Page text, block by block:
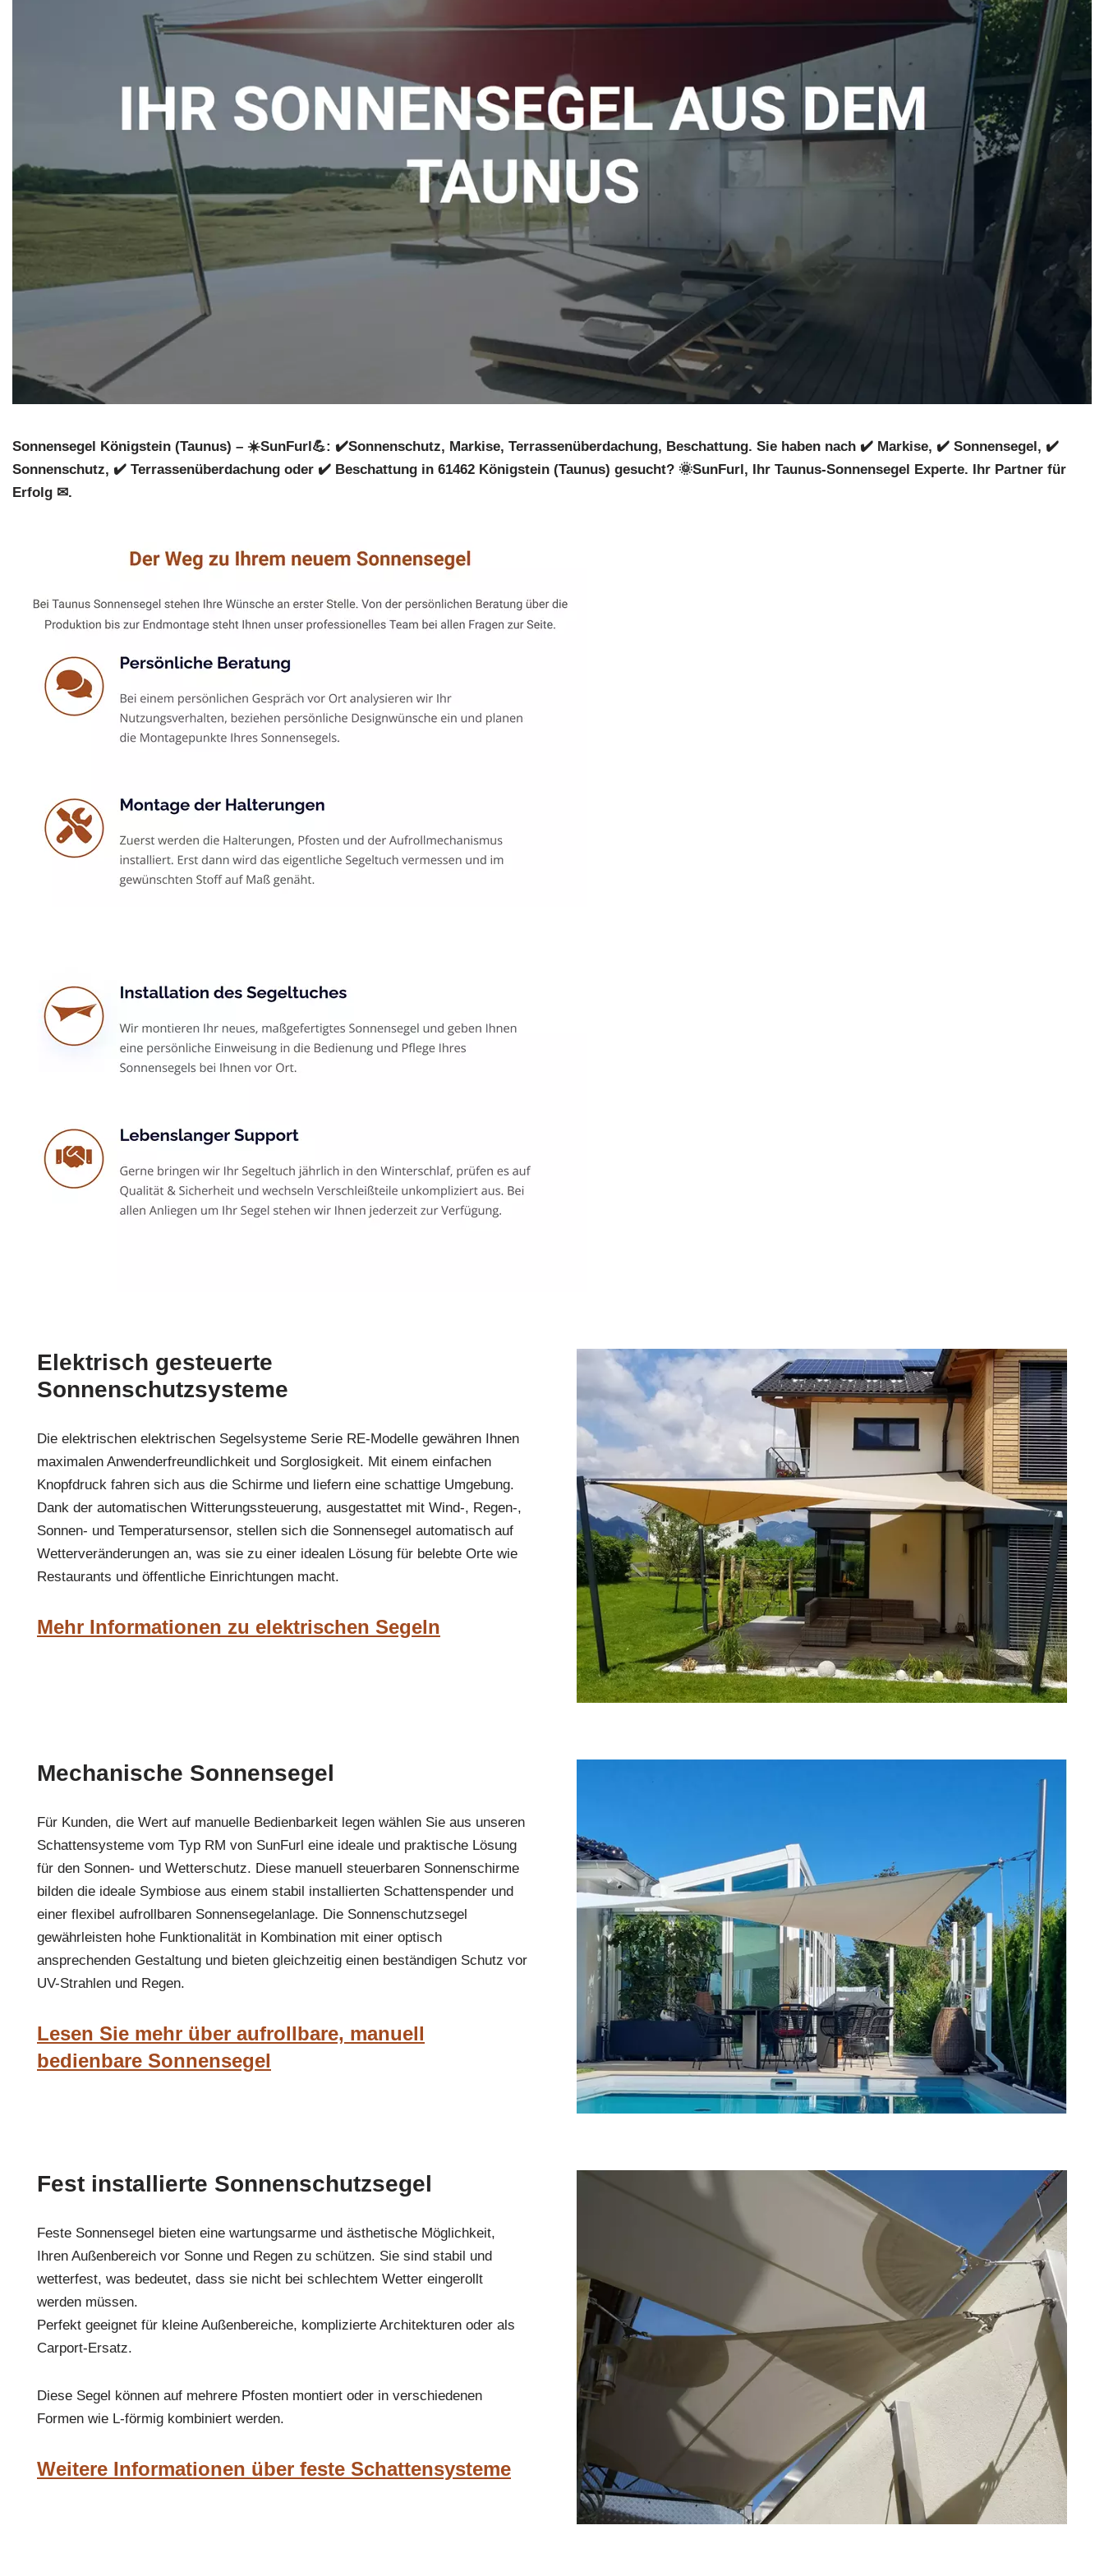
Sonnensegel Königstein (Taunus) – ☀️SunFurl💪: ✔️Sonnenschutz, Markise, Terrassenüberdachung, Beschattung. Sie haben nach ✔️ Markise, ✔️ Sonnensegel, ✔️
Sonnenschutz, ✔️ Terrassenüberdachung oder ✔️ Beschattung in 61462 Königstein (Taunus) gesucht? 🌞SunFurl, Ihr Taunus-Sonnensegel Experte. Ihr Partner für
Erfolg ✉.
Elektrisch gesteuerte
Sonnenschutzsysteme
Die elektrischen elektrischen Segelsysteme Serie RE-Modelle gewähren Ihnen
maximalen Anwenderfreundlichkeit und Sorglosigkeit. Mit einem einfachen
Knopfdruck fahren sich aus die Schirme und liefern eine schattige Umgebung.
Dank der automatischen Witterungssteuerung, ausgestattet mit Wind-, Regen-,
Sonnen- und Temperatursensor, stellen sich die Sonnensegel automatisch auf
Wetterveränderungen an, was sie zu einer idealen Lösung für belebte Orte wie
Restaurants und öffentliche Einrichtungen macht.
Mehr Informationen zu elektrischen Segeln
Mechanische Sonnensegel
Für Kunden, die Wert auf manuelle Bedienbarkeit legen wählen Sie aus unseren
Schattensysteme vom Typ RM von SunFurl eine ideale und praktische Lösung
für den Sonnen- und Wetterschutz. Diese manuell steuerbaren Sonnenschirme
bilden die ideale Symbiose aus einem stabil installierten Schattenspender und
einer flexibel aufrollbaren Sonnensegelanlage. Die Sonnenschutzsegel
gewährleisten hohe Funktionalität in Kombination mit einer optisch
ansprechenden Gestaltung und bieten gleichzeitig einen beständigen Schutz vor
UV-Strahlen und Regen.
Lesen Sie mehr über aufrollbare, manuell
bedienbare Sonnensegel
Fest installierte Sonnenschutzsegel
Feste Sonnensegel bieten eine wartungsarme und ästhetische Möglichkeit,
Ihren Außenbereich vor Sonne und Regen zu schützen. Sie sind stabil und
wetterfest, was bedeutet, dass sie nicht bei schlechtem Wetter eingerollt
werden müssen.
Perfekt geeignet für kleine Außenbereiche, komplizierte Architekturen oder als
Carport-Ersatz.
Diese Segel können auf mehrere Pfosten montiert oder in verschiedenen
Formen wie L-förmig kombiniert werden.
Weitere Informationen über feste Schattensysteme